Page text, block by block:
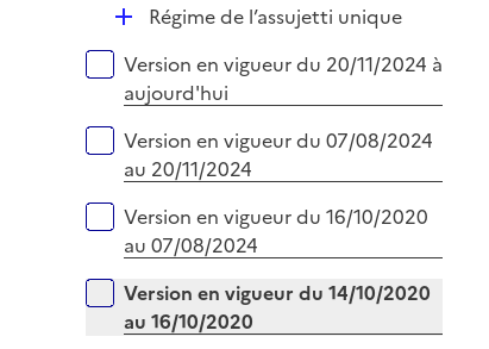
e
r
D
p
l
i
r
Régime de l’assujetti unique
Versions sur la période
Version en vigueur du 20/11/2024 à
aujourd'hui
Version en vigueur du 07/08/2024
au 20/11/2024
Version en vigueur du 16/10/2020
au 07/08/2024
Version en vigueur du 14/10/2020
au 16/10/2020